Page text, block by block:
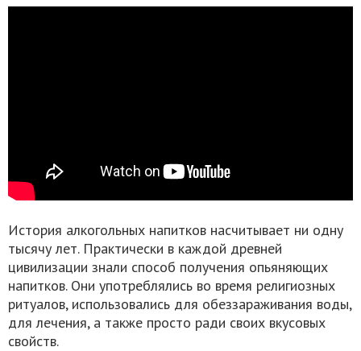
История алкогольных напитков насчитывает ни одну
тысячу лет. Практически в каждой древней
цивилизации знали способ получения опьяняющих
напитков. Они употреблялись во время религиозных
ритуалов, использовались для обеззараживания воды,
для лечения, а также просто ради своих вкусовых
свойств.